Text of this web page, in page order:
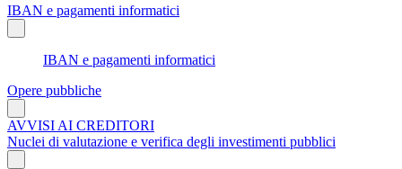
IBAN e pagamenti informatici
IBAN e pagamenti informatici
Opere pubbliche
AVVISI AI CREDITORI
Nuclei di valutazione e verifica degli investimenti pubblici